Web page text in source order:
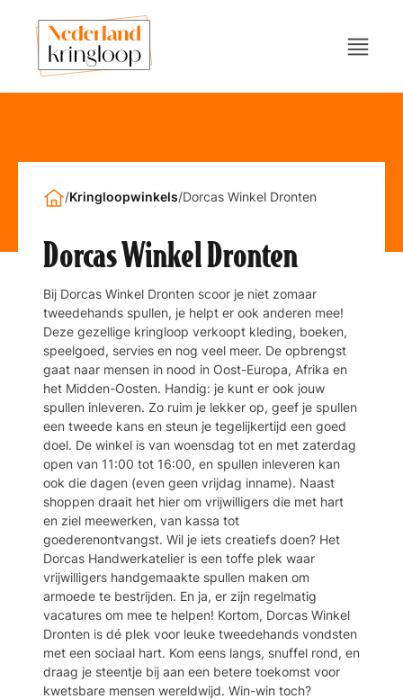
/Kringloopwinkels/Dorcas Winkel Dronten
Dorcas Winkel Dronten
Bij Dorcas Winkel Dronten scoor je niet zomaar
tweedehands spullen, je helpt er ook anderen mee!
Deze gezellige kringloop verkoopt kleding, boeken,
speelgoed, servies en nog veel meer. De opbrengst
gaat naar mensen in nood in Oost-Europa, Afrika en
het Midden-Oosten. Handig: je kunt er ook jouw
spullen inleveren. Zo ruim je lekker op, geef je spullen
een tweede kans en steun je tegelijkertijd een goed
doel. De winkel is van woensdag tot en met zaterdag
open van 11:00 tot 16:00, en spullen inleveren kan
ook die dagen (even geen vrijdag inname). Naast
shoppen draait het hier om vrijwilligers die met hart
en ziel meewerken, van kassa tot
goederenontvangst. Wil je iets creatiefs doen? Het
Dorcas Handwerkatelier is een toffe plek waar
vrijwilligers handgemaakte spullen maken om
armoede te bestrijden. En ja, er zijn regelmatig
vacatures om mee te helpen! Kortom, Dorcas Winkel
Dronten is dé plek voor leuke tweedehands vondsten
met een sociaal hart. Kom eens langs, snuffel rond, en
draag je steentje bij aan een betere toekomst voor
kwetsbare mensen wereldwijd. Win-win toch?